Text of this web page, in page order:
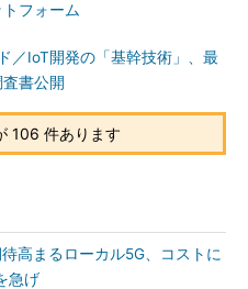
フォーム
／IoT開発の「基幹技術」、最
書公開
106 件あります
高まるローカル5G、コストに
急げ